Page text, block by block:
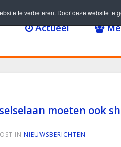
Actueel
moeten ook
IN NIEUWSBERICHTEN
te verbeteren. Door deze website te